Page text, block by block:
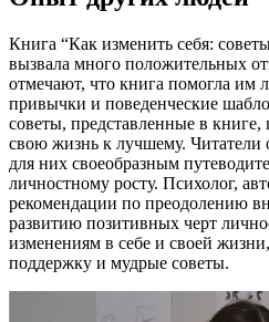
Книга “Как изменить себя:
вызвала много положительных
отмечают, что книга помогла им
привычки и поведенческие
советы, представленные в
свою жизнь к лучшему. Читатели
для них своеобразным
личностному росту. Психолог,
рекомендации по преодолению
развитию позитивных черт
изменениям в себе и своей
поддержку и мудрые советы.